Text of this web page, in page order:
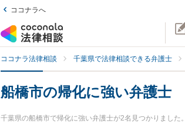
ココナラへ
ココナラ法律相談 千葉県で法律相談できる弁護士
船橋市の帰化に強い弁護士
千葉県の船橋市で帰化に強い弁護士が2名見つかりまし